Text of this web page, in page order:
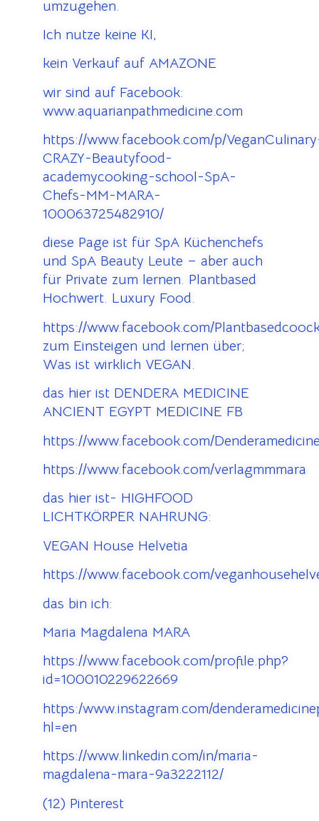
umzugehen.
Ich nutze keine KI,
kein Verkauf auf AMAZONE
wir sind auf Facebook:
www.aquarianpathmedicine.com
https://www.facebook.com/p/
CRAZY-Beautyfood-
academycooking-school-SpA-
Chefs-MM-MARA-
100063725482910/
diese Page ist für SpA Küchenchefs
und SpA Beauty Leute – aber auch
für Private zum lernen. Plantbased
Hochwert. Luxury Food.
https://www.facebook.com/
zum Einsteigen und lernen über;
Was ist wirklich VEGAN.
das hier ist DENDERA MEDICINE
ANCIENT EGYPT MEDICINE FB
https://www.facebook.com/
https://www.facebook.com/verlagmmmara
das hier ist- HIGHFOOD
LICHTKÖRPER NAHRUNG:
VEGAN House Helvetia
https://www.facebook.com/
das bin ich:
Maria Magdalena MARA
https://www.facebook.com/profile.php?
id=100010229622669
https:/www.instagram.com/
hl=en
https://www.linkedin.com/in/maria-
magdalena-mara-9a3222112/
(12) Pinterest